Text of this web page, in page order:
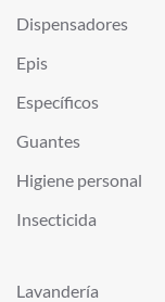
Dispensadores
Epis
Específicos
Guantes
Higiene personal
Insecticida
Lavandería